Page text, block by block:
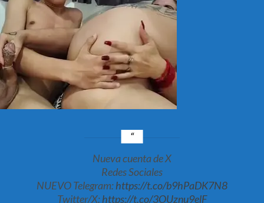
Nueva cuenta de X
Redes Sociales
NUEVO Telegram:https://t.co/b9hPaDK7N8
Twitter/X:https://t.co/3OUznu9elF